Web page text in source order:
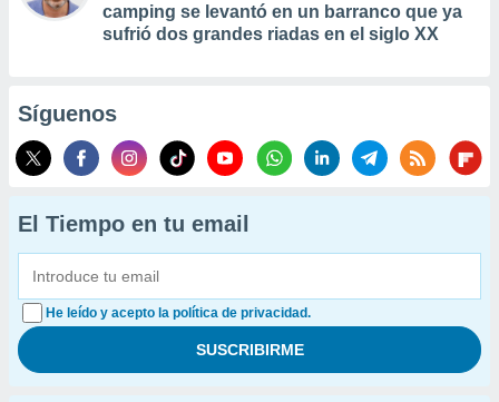
camping se levantó en un barranco que ya
sufrió dos grandes riadas en el siglo XX
Síguenos
El Tiempo en tu email
He leído y acepto la política de privacidad.